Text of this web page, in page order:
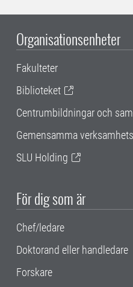
Organisationsenheter
Fakulteter
Biblioteket
Centrumbildningar och
Gemensamma
SLU Holding
För dig som är
Chef/ledare
Doktorand eller handledare
Forskare